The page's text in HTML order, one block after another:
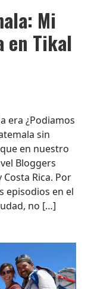
Mi
en Tikal
era ¿Podiamos
sin
en nuestro
Bloggers
Rica. Por
episodios en el
no […]